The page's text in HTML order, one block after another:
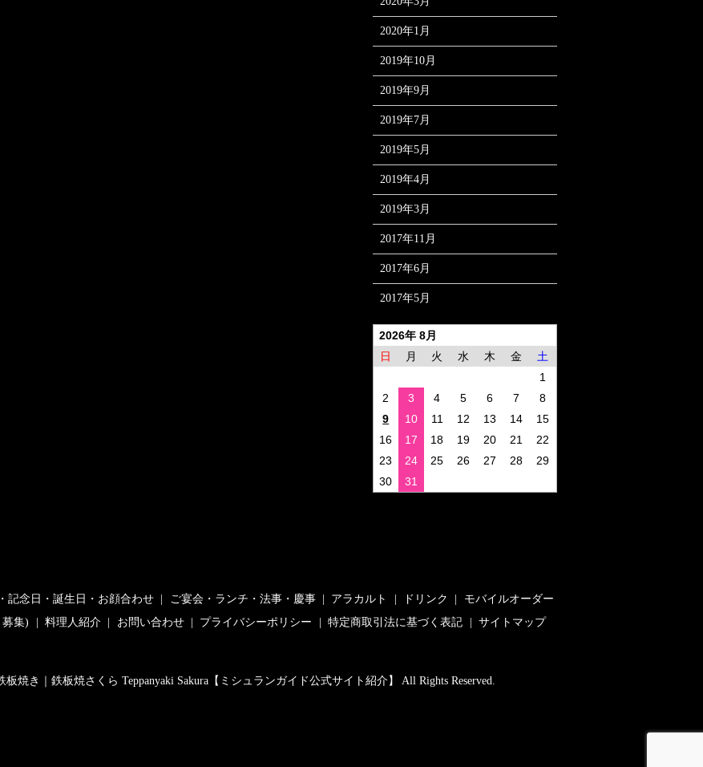
2020年1月
2019年10月
2019年9月
2019年7月
2019年5月
2019年4月
2019年3月
2017年11月
2017年6月
2017年5月
2026年 8月
日
月 火 水 木 金
土
1
2
3 4 5 6 7
8
9
10 11 12 13 14
15
16
17 18 19 20 21
22
23
24 25 26 27 28
29
30
31
記念日・誕生日・お顔合わせ ご宴会・ランチ・法事・慶事 アラカルト ドリンク
モバイルオーダー
集) 料理人紹介 お問い合わせ プライバシーポリシー 特定商取引法に基づく表記 サイトマップ
焼き｜鉄板焼さくら Teppanyaki Sakura【ミシュランガイド公式サイト紹介】 All Rights Reserved.